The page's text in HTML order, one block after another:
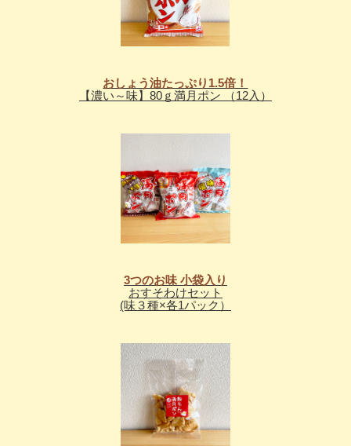
おしょう油たっぷり1.5倍！
【濃い～味】80ｇ満月ポン （12入）
3つのお味 小袋入り
おすそわけセット
(味３種×各1パック）